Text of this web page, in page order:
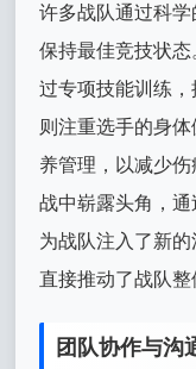
许多战队通过科
保持最佳竞技状
过专项技能训练
则注重选手的身
养管理，以减少
战中崭露头角，通
为战队注入了新
直接推动了战队整
团队协作与沟